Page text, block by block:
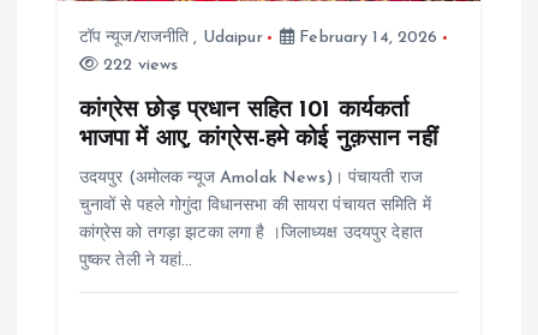
टॉप न्यूज/राजनीति , Udaipur
February 14, 2026
222 views
कांग्रेस छोड़ प्रधान सहित 101 कार्यकर्ता
भाजपा में आए, कांग्रेस-हमे कोई नुक़सान नहीं
उदयपुर (अमोलक न्यूज Amolak News)। पंचायती राज
चुनावों से पहले गोगुंदा विधानसभा की सायरा पंचायत समिति में
कांग्रेस को तगड़ा झटका लगा है ।जिलाध्यक्ष उदयपुर देहात
पुष्कर तेली ने यहां…